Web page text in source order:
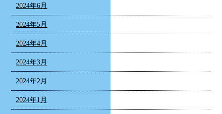
2024年6月
2024年5月
2024年4月
2024年3月
2024年2月
2024年1月